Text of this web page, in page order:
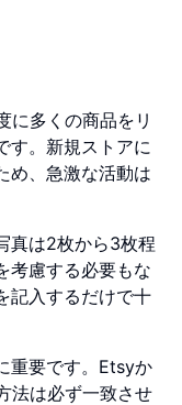
に多くの商品をリ
す。新規ストアに
め、急激な活動は
真は2枚から3枚程
考慮する必要もな
記入するだけで十
重要です。Etsyか
法は必ず一致させ